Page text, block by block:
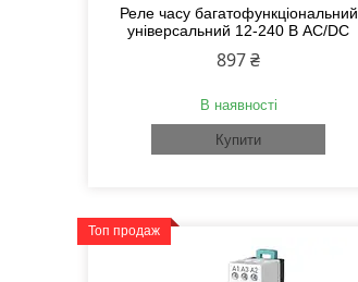
Реле часу багатофункціональний
універсальний 12-240 В AC/DC
897 ₴
В наявності
Купити
Топ продаж